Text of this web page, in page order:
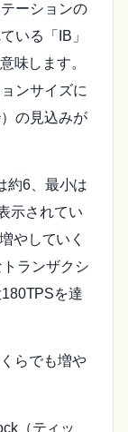
ーションの
いる「IB」
味します。
ンサイズに
の見込みが
約6、最小は
示されてい
やしていく
ランザクシ
を達
らでも増や
（ティッ